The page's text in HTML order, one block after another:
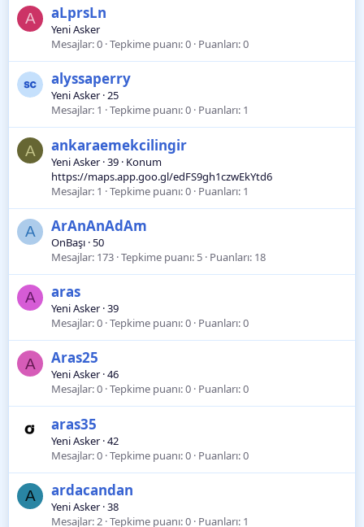
A aLprsLn
Yeni Asker
Mesajlar 0 Tepkime puanı 0 Puanları 0
alyssaperry
Yeni Asker ·25
Mesajlar 1 Tepkime puanı 0 Puanları 1
A ankaraemekcilingir
Yeni Asker ·39 · Konum
https://maps.app.goo.gl/edFS9gh1czwEkYtd6
Mesajlar 1 Tepkime puanı 0 Puanları 1
A ArAnAnAdAm
OnBaşı ·50
Mesajlar 173 Tepkime puanı 5 Puanları 18
A aras
Yeni Asker ·39
Mesajlar 0 Tepkime puanı 0 Puanları 0
A Aras25
Yeni Asker ·46
Mesajlar 0 Tepkime puanı 0 Puanları 0
aras35
Yeni Asker ·42
Mesajlar 0 Tepkime puanı 0 Puanları 0
A ardacandan
Yeni Asker ·38
Mesajlar 2 Tepkime puanı 0 Puanları 1